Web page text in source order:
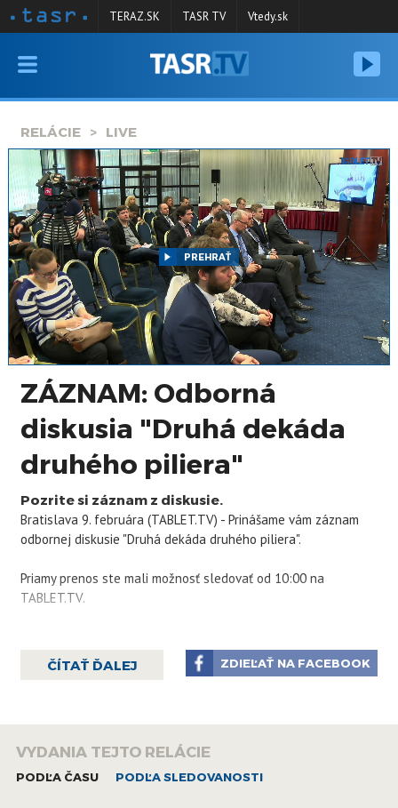
VYSIELANIE
SPRAVODAJSTVO
KONTAKT
ARCHÍV
TERAZ.SK TASR TV Vtedy.sk
RELÁCIE LIVE
PREHRAŤ
ZÁZNAM: Odborná
diskusia "Druhá dekáda
druhého piliera"
Pozrite si záznam z diskusie.
Bratislava 9. februára (TABLET.TV) - Prinášame vám záznam
odbornej diskusie "Druhá dekáda druhého piliera".
Priamy prenos ste mali možnosť sledovať od 10:00 na
TABLET.TV.
ČÍTAŤ ĎALEJ ZDIEĽAŤ NA FACEBOOK
VYDANIA TEJTO RELÁCIE
PODĽA ČASU PODĽA SLEDOVANOSTI